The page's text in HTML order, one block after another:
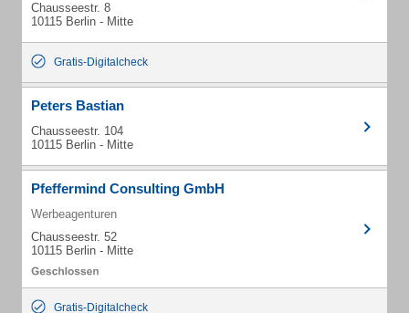
Chausseestr. 8
10115 Berlin - Mitte
Gratis-Digitalcheck
Peters Bastian
Chausseestr. 104
10115 Berlin - Mitte
Pfeffermind Consulting GmbH
Werbeagenturen
Chausseestr. 52
10115 Berlin - Mitte
Gratis-Digitalcheck